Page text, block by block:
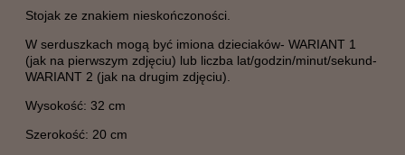
Stojak ze znakiem nieskończoności.
W serduszkach mogą być imiona dzieciaków- WARIANT 1
(jak na pierwszym zdjęciu) lub liczba lat/godzin/minut/sekund-
WARIANT 2 (jak na drugim zdjęciu).
Wysokość: 32 cm
Szerokość: 20 cm